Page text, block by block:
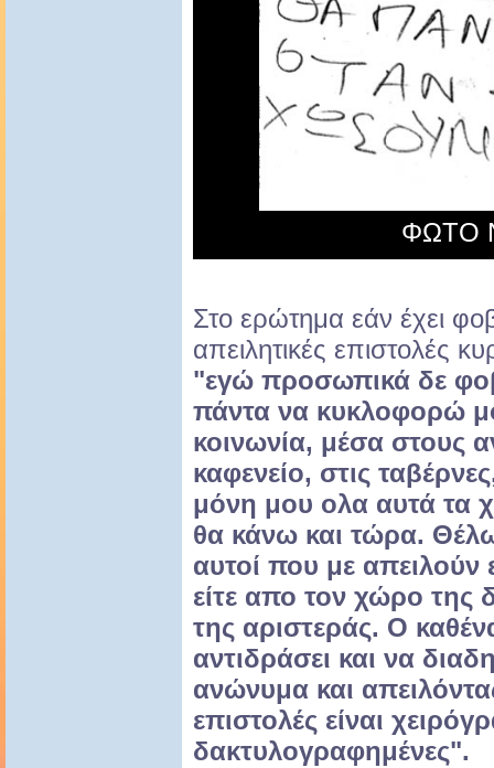
ΦΩΤΟ
Στο ερώτημα εάν έχει
απειλητικές επιστολές
"εγώ προσωπικά δε
πάντα να κυκλοφορώ
κοινωνία, μέσα στους
καφενείο, στις
μόνη μου ολα αυτά τα
θα κάνω και τώρα.
αυτοί που με απειλούν
είτε απο τον χώρο της
της αριστεράς. Ο
αντιδράσει και να
ανώνυμα και
επιστολές είναι
δακτυλογραφημένες".